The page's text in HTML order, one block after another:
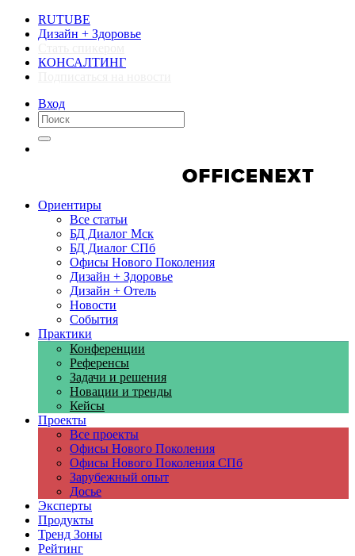
RUTUBE
Дизайн + Здоровье
КОНСАЛТИНГ
Вход
Ориентиры
Все статьи
БД Диалог Мск
БД Диалог СПб
Офисы Нового Поколения
Дизайн + Здоровье
Дизайн + Отель
Новости
События
Практики
Конференции
Референсы
Задачи и решения
Новации и тренды
Кейсы
Проекты
Все проекты
Офисы Нового Поколения
Офисы Нового Поколения СПб
Зарубежный опыт
Досье
Эксперты
Продукты
Тренд Зоны
Рейтинг